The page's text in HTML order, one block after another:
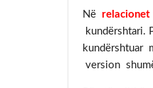
Në
kundërshtuar
version